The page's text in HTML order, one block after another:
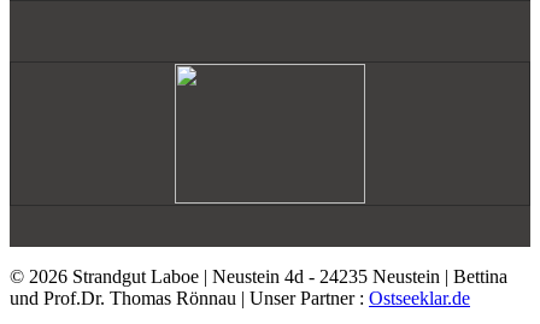
© 2026 Strandgut Laboe | Neustein 4d - 24235 Neustein | Bettina
und Prof.Dr. Thomas Rönnau | Unser Partner : Ostseeklar.de